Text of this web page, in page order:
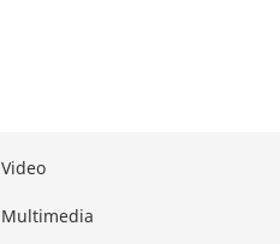
Video
Multimedia